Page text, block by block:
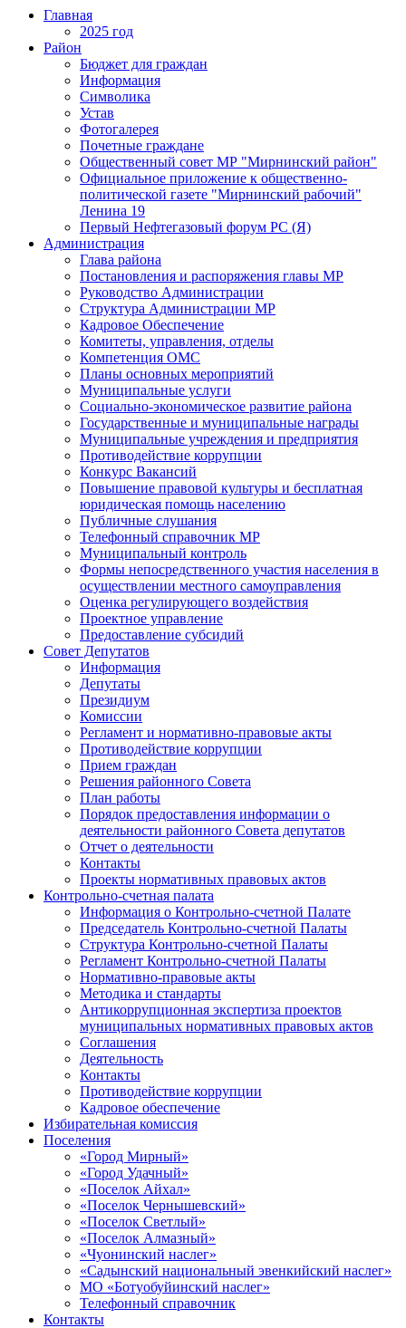
Главная
2025 год
Район
Бюджет для граждан
Информация
Символика
Устав
Фотогалерея
Почетные граждане
Общественный совет МР "Мирнинский район"
Официальное приложение к общественно-
политической газете "Мирнинский рабочий"
Ленина 19
Первый Нефтегазовый форум РС (Я)
Администрация
Глава района
Постановления и распоряжения главы МР
Руководство Администрации
Структура Администрации МР
Кадровое Обеспечение
Комитеты, управления, отделы
Компетенция ОМС
Планы основных мероприятий
Муниципальные услуги
Социально-экономическое развитие района
Государственные и муниципальные награды
Муниципальные учреждения и предприятия
Противодействие коррупции
Конкурс Вакансий
Повышение правовой культуры и бесплатная
юридическая помощь населению
Публичные слушания
Телефонный справочник МР
Муниципальный контроль
Формы непосредственного участия населения в
осуществлении местного самоуправления
Оценка регулирующего воздействия
Проектное управление
Предоставление субсидий
Совет Депутатов
Информация
Депутаты
Президиум
Комиссии
Регламент и нормативно-правовые акты
Противодействие коррупции
Прием граждан
Решения районного Совета
План работы
Порядок предоставления информации о
деятельности районного Совета депутатов
Отчет о деятельности
Контакты
Проекты нормативных правовых актов
Контрольно-счетная палата
Информация о Контрольно-счетной Палате
Председатель Контрольно-счетной Палаты
Структура Контрольно-счетной Палаты
Регламент Контрольно-счетной Палаты
Нормативно-правовые акты
Методика и стандарты
Антикоррупционная экспертиза проектов
муниципальных нормативных правовых актов
Соглашения
Деятельность
Контакты
Противодействие коррупции
Кадровое обеспечение
Избирательная комиссия
Поселения
«Город Мирный»
«Город Удачный»
«Поселок Айхал»
«Поселок Чернышевский»
«Поселок Светлый»
«Поселок Алмазный»
«Чуонинский наслег»
«Садынский национальный эвенкийский наслег»
МО «Ботуобуйинский наслег»
Телефонный справочник
Контакты